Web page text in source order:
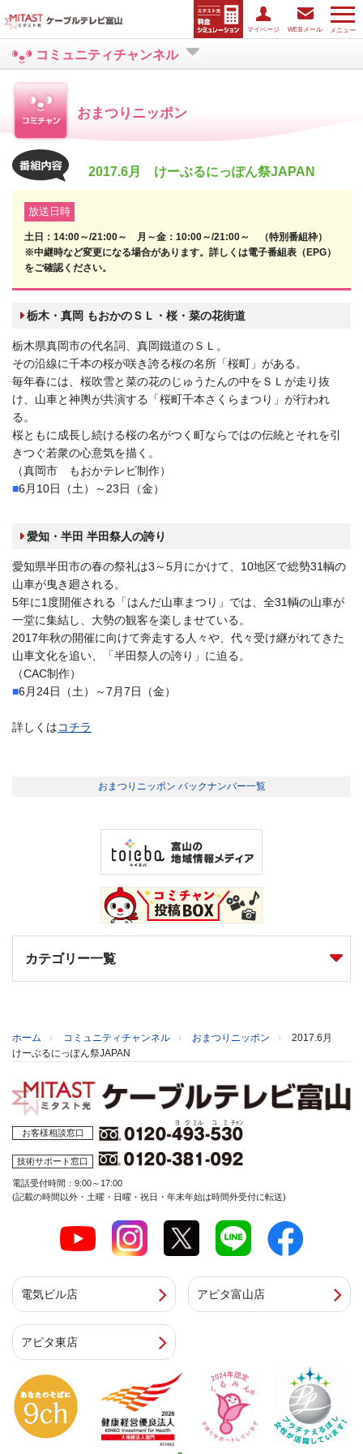
メニュー
マイページ WEBメール
コミュニティチャンネル
おまつりニッポン
2017.6月 けーぶるにっぽん祭JAPAN
放送日時
土日：14:00～/21:00～ 月～金：10:00～/21:00～ （特別番組枠）
※中継時など変更になる場合があります。詳しくは電子番組表（EPG）
をご確認ください。
栃木・真岡 もおかのＳＬ・桜・菜の花街道
栃木県真岡市の代名詞、真岡鐵道のＳＬ。
その沿線に千本の桜が咲き誇る桜の名所「桜町」がある。
毎年春には、桜吹雪と菜の花のじゅうたんの中をＳＬが走り抜
け、山車と神輿が共演する「桜町千本さくらまつり」が行われ
る。
桜ともに成長し続ける桜の名がつく町ならではの伝統とそれを引
きつぐ若衆の心意気を描く。
（真岡市 もおかテレビ制作）
■6月10日（土）～23日（金）
愛知・半田 半田祭人の誇り
愛知県半田市の春の祭礼は3～5月にかけて、10地区で総勢31輌の
山車が曳き廻される。
5年に1度開催される「はんだ山車まつり」では、全31輌の山車が
一堂に集結し、大勢の観客を楽しませている。
2017年秋の開催に向けて奔走する人々や、代々受け継がれてきた
山車文化を追い、「半田祭人の誇り」に迫る。
（CAC制作）
■6月24日（土）～7月7日（金）
詳しくはコチラ
おまつりニッポン バックナンバー一覧
カテゴリー一覧
ホーム コミュニティチャンネル おまつりニッポン
2017.6月
けーぶるにっぽん祭JAPAN
お客様相談窓口
技術サポート窓口
電話受付時間：9:00～17:00
(記載の時間以外・土曜・日曜・祝日・年末年始は時間外受付に転送)
電気ビル店 アピタ富山店
アピタ東店